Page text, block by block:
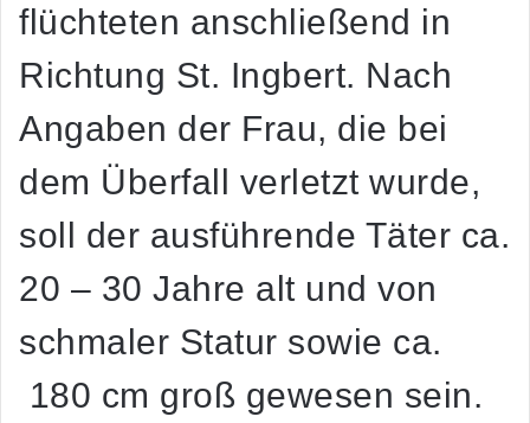
flüchteten anschließend in
Richtung St. Ingbert. Nach
Angaben der Frau, die bei
dem Überfall verletzt wurde,
soll der ausführende Täter ca.
20 – 30 Jahre alt und von
schmaler Statur sowie ca.
180 cm groß gewesen sein.